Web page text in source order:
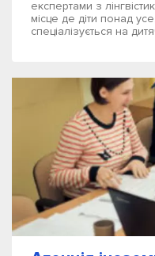
експертами з
місце де діти понад
спеціалізується на